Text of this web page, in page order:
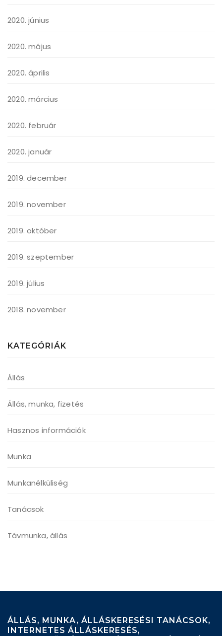
2020. június
2020. május
2020. április
2020. március
2020. február
2020. január
2019. december
2019. november
2019. október
2019. szeptember
2019. július
2018. november
KATEGÓRIÁK
Állás
Állás, munka, fizetés
Hasznos információk
Munka
Munkanélküliség
Tanácsok
Távmunka, állás
ÁLLÁS, MUNKA, ÁLLÁSKERESÉSI TANÁCSOK,
INTERNETES ÁLLÁSKERESÉS,